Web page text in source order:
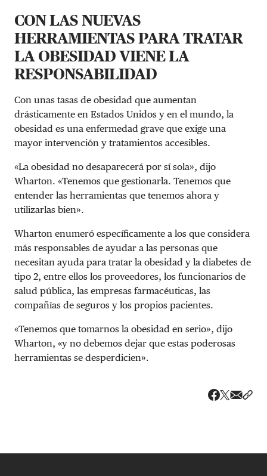
CON LAS NUEVAS
HERRAMIENTAS PARA TRATAR
LA OBESIDAD VIENE LA
RESPONSABILIDAD
Con unas tasas de obesidad que aumentan
drásticamente en Estados Unidos y en el mundo, la
obesidad es una enfermedad grave que exige una
mayor intervención y tratamientos accesibles.
«La obesidad no desaparecerá por sí sola», dijo
Wharton. «Tenemos que gestionarla. Tenemos que
entender las herramientas que tenemos ahora y
utilizarlas bien».
Wharton enumeró específicamente a los que considera
más responsables de ayudar a las personas que
necesitan ayuda para tratar la obesidad y la diabetes de
tipo 2, entre ellos los proveedores, los funcionarios de
salud pública, las empresas farmacéuticas, las
compañías de seguros y los propios pacientes.
«Tenemos que tomarnos la obesidad en serio», dijo
Wharton, «y no debemos dejar que estas poderosas
herramientas se desperdicien».